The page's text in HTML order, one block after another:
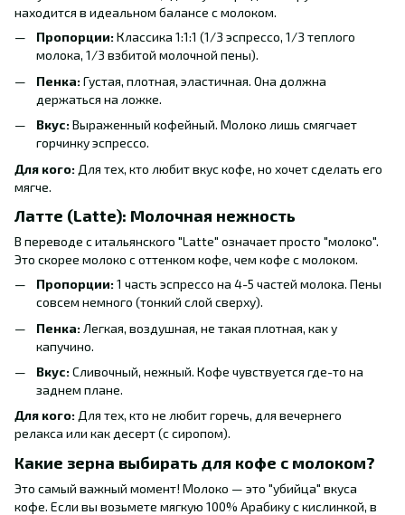
находится в идеальном балансе с молоком.
Пропорции:Классика 1:1:1 (1/3 эспрессо, 1/3 теплого
молока, 1/3 взбитой молочной пены).
Пенка:Густая, плотная, эластичная. Она должна
держаться на ложке.
Вкус:Выраженный кофейный. Молоко лишь смягчает
горчинку эспрессо.
Для кого: Для тех, кто любит вкус кофе, но хочет сделать его
мягче.
Латте (Latte): Молочная нежность
В переводе с итальянского "Latte" означает просто "молоко".
Это скорее молоко с оттенком кофе, чем кофе с молоком.
Пропорции:1 часть эспрессо на 4-5 частей молока. Пены
совсем немного (тонкий слой сверху).
Пенка:Легкая, воздушная, не такая плотная, как у
капучино.
Вкус:Сливочный, нежный. Кофе чувствуется где-то на
заднем плане.
Для кого: Для тех, кто не любит горечь, для вечернего
релакса или как десерт (с сиропом).
Какие зерна выбирать для кофе с молоком?
Это самый важный момент! Молоко — это "убийца" вкуса
кофе. Если вы возьмете мягкую 100% Арабику с кислинкой, в